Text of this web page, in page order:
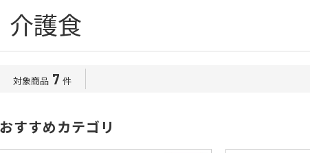
介護食
対象商品 7 件
おすすめカテゴリ